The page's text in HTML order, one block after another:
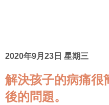
2020年9月23日 星期三
解決孩子的病痛很
後的問題。